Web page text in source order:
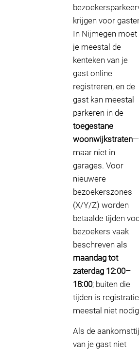
krijgen voor
In Nijmegen moet
je meestal de
kenteken van je
gast online
registreren, en de
gast kan meestal
parkeren in de
toegestane
woonwijkstraten—
maar niet in
garages. Voor
nieuwere
bezoekerszones
(X/Y/Z) worden
betaalde tijden
bezoekers vaak
beschreven als
maandag tot
zaterdag 12:00–
18:00; buiten die
tijden is registratie
meestal niet
Als de
van je gast niet